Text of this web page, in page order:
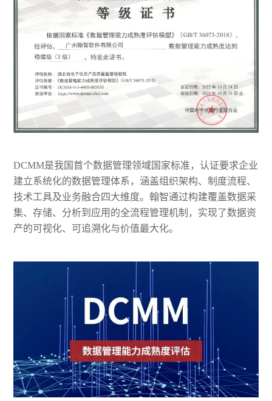
DCMM是我国首个数据管理领域国家标准，认证要求企业
建立系统化的数据管理体系，涵盖组织架构、制度流程、
技术工具及业务融合四大维度。翰智通过构建覆盖数据采
集、存储、分析到应用的全流程管理机制，实现了数据资
产的可视化、可追溯化与价值最大化。